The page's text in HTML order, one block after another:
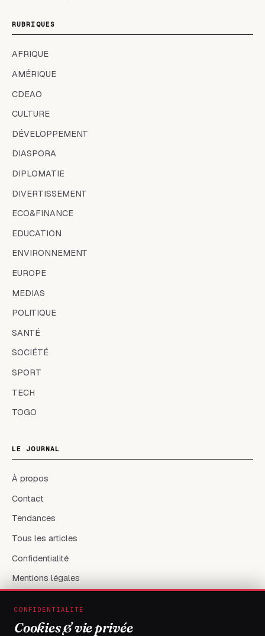
RUBRIQUES
AFRIQUE
AMÉRIQUE
CDEAO
CULTURE
DÉVELOPPEMENT
DIASPORA
DIPLOMATIE
DIVERTISSEMENT
ECO&FINANCE
EDUCATION
ENVIRONNEMENT
EUROPE
MEDIAS
POLITIQUE
SANTÉ
SOCIÉTÉ
SPORT
TECH
TOGO
LE JOURNAL
À propos
Contact
Tendances
Tous les articles
Confidentialité
Mentions légales
RÉSEAUX & CONTACT
CONFIDENTIALITÉ
Cookies & vie privée